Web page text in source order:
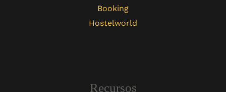
Booking
Hostelworld
Recursos